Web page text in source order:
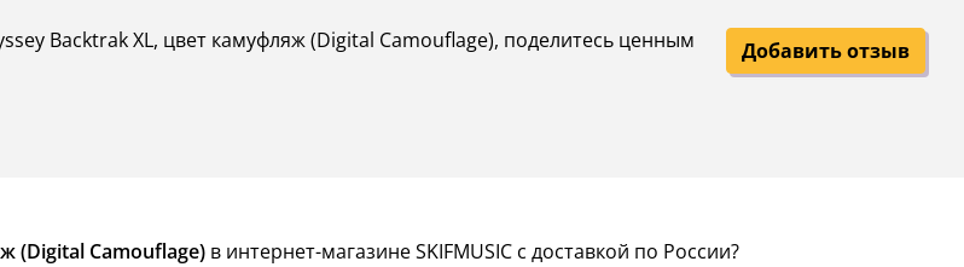
Backtrak XL, цвет камуфляж (Digital Camouflage), поделитесь ценным
Добавить отзыв
(Digital Camouflage) в интернет-магазине SKIFMUSIC с доставкой по России?